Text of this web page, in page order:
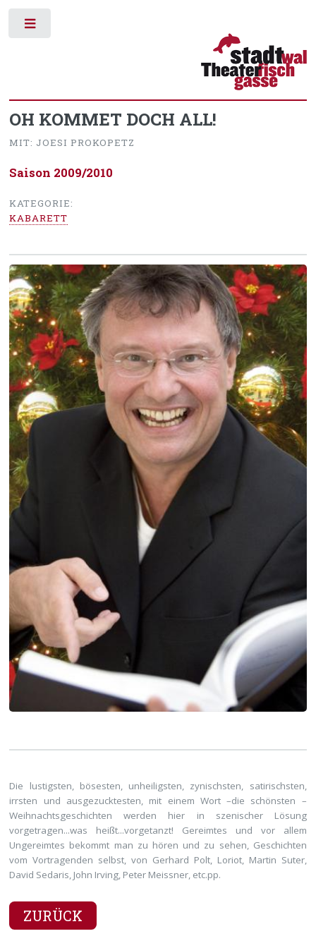
OH KOMMET DOCH ALL!
MIT: JOESI PROKOPETZ
Saison 2009/2010
KATEGORIE:
KABARETT
Die lustigsten, bösesten, unheiligsten, zynischsten, satirischsten,
irrsten und ausgezucktesten, mit einem Wort –die schönsten –
Weihnachtsgeschichten werden hier in szenischer Lösung
vorgetragen...was heißt...vorgetanzt! Gereimtes und vor allem
Ungereimtes bekommt man zu hören und zu sehen, Geschichten
vom Vortragenden selbst, von Gerhard Polt, Loriot, Martin Suter,
David Sedaris, John Irving, Peter Meissner, etc.pp.
ZURÜCK